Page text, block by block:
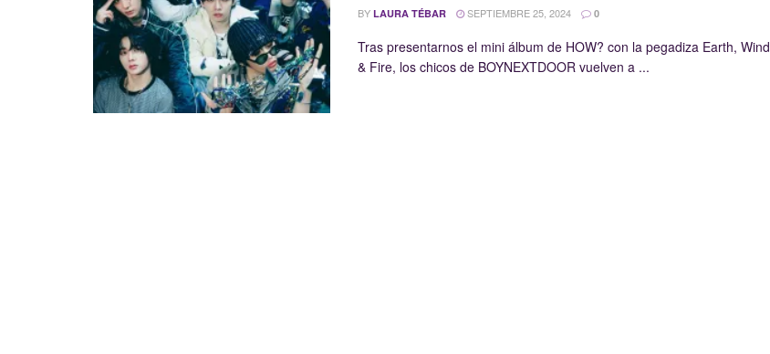
BY LAURA TÉBAR SEPTIEMBRE 25, 2024 0
Tras presentarnos el mini álbum de HOW? con la pegadiza Earth, Wind
& Fire, los chicos de BOYNEXTDOOR vuelven a ...